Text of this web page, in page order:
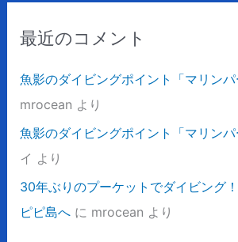
最近のコメント
魚影のダイビングポイント「マリンパ
mrocean より
魚影のダイビングポイント「マリンパ
イ より
30年ぶりのプーケットでダイビング
ピピ島へに mrocean より